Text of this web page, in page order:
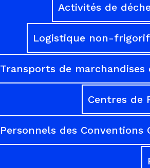
Activités de
Logistique non-
Transports de
Centres de
Personnels des